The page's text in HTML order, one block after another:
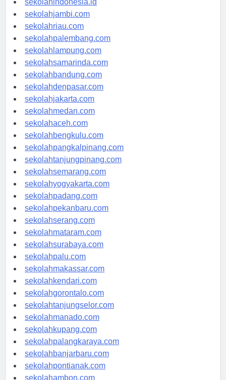
sekolahindonesia.id
sekolahjambi.com
sekolahriau.com
sekolahpalembang.com
sekolahlampung.com
sekolahsamarinda.com
sekolahbandung.com
sekolahdenpasar.com
sekolahjakarta.com
sekolahmedan.com
sekolahaceh.com
sekolahbengkulu.com
sekolahpangkalpinang.com
sekolahtanjungpinang.com
sekolahsemarang.com
sekolahyogyakarta.com
sekolahpadang.com
sekolahpekanbaru.com
sekolahserang.com
sekolahmataram.com
sekolahsurabaya.com
sekolahpalu.com
sekolahmakassar.com
sekolahkendari.com
sekolahgorontalo.com
sekolahtanjungselor.com
sekolahmanado.com
sekolahkupang.com
sekolahpalangkaraya.com
sekolahbanjarbaru.com
sekolahpontianak.com